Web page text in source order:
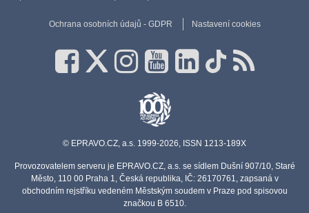
Ochrana osobních údajů - GDPR Nastavení cookies
© EPRAVO.CZ, a.s. 1999-2026, ISSN 1213-189X
Provozovatelem serveru je EPRAVO.CZ, a.s. se sídlem Dušní 907/10, Staré
Město, 110 00 Praha 1, Česká republika, IČ: 26170761, zapsaná v
obchodním rejstříku vedeném Městským soudem v Praze pod spisovou
značkou B 6510.